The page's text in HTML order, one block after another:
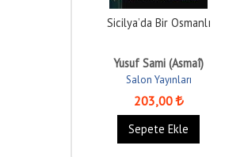
Sicilya’da Bir Osmanlı
Yusuf Sami (Asmaî)
Salon Yayınları
203,00
Sepete Ekle